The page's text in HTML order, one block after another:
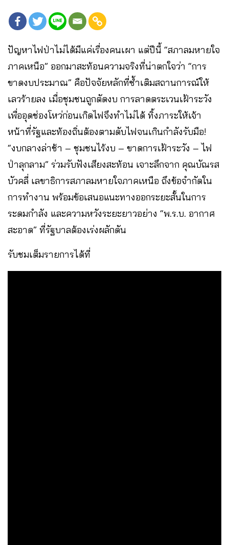
ปัญหาไฟป่าไม่ได้มีแค่เรื่องคนเผา แต่ปีนี้ “สภาลมหายใจ
ภาคเหนือ” ออกมาสะท้อนความจริงที่น่าตกใจว่า “การ
ขาดงบประมาณ” คือปัจจัยหลักที่ซ้ำเติมสถานการณ์ให้
เลวร้ายลง เมื่อชุมชนถูกตัดงบ การลาดตระเวนเฝ้าระวัง
เพื่ออุดช่องโหว่ก่อนเกิดไฟจึงทำไม่ได้ ทิ้งภาระให้เจ้า
หน้าที่รัฐและท้องถิ่นต้องตามดับไฟจนเกินกำลังรับมือ!
“งบกลางล่าช้า – ชุมชนไร้งบ – ขาดการเฝ้าระวัง – ไฟ
ป่าลุกลาม” ร่วมรับฟังเสียงสะท้อน เจาะลึกจาก คุณบัณรส
บัวคลี่ เลขาธิการสภาลมหายใจภาคเหนือ ถึงข้อจำกัดใน
การทำงาน พร้อมข้อเสนอแนะทางออกระยะสั้นในการ
ระดมกำลัง และความหวังระยะยาวอย่าง “พ.ร.บ. อากาศ
สะอาด” ที่รัฐบาลต้องเร่งผลักดัน
รับชมเต็มรายการได้ที่